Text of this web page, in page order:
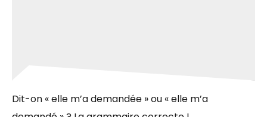
Dit-on « elle m’a demandée » ou « elle m’a